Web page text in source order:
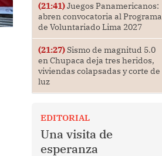
(21:41)Juegos Panamericanos:
abren convocatoria al Programa
de Voluntariado Lima 2027
(21:27)Sismo de magnitud 5.0
en Chupaca deja tres heridos,
viviendas colapsadas y corte de
luz
EDITORIAL
Una visita de
esperanza